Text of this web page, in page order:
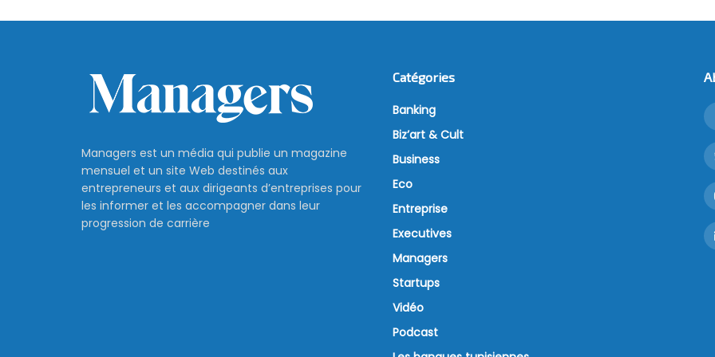
Managers est un média qui publie un magazine
mensuel et un site Web destinés aux
entrepreneurs et aux dirigeants d’entreprises pour
les informer et les accompagner dans leur
progression de carrière
Catégories
Banking
Biz’art & Cult
Business
Eco
Entreprise
Executives
Managers
Startups
Vidéo
Podcast